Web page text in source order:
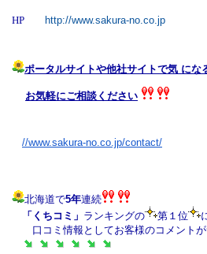
HP http://www.sakura-no.co.jp
ポータルサイトや他社サイトで気 にな
お気軽にご相談ください
//www.sakura-no.co.jp/contact/
北海道で5年連続
「くちコミ」 ランキングの 第 １ 位
口コミ情報としてお客様のコメントが